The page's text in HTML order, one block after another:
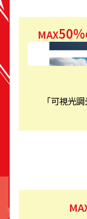
MAX50%
「可視光